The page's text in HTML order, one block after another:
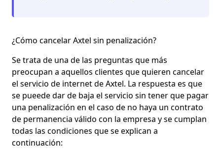
¿Cómo cancelar Axtel sin penalización?
Se trata de una de las preguntas que más
preocupan a aquellos clientes que quieren cancelar
el servicio de internet de Axtel. La respuesta es que
se pueede dar de baja el servicio sin tener que pagar
una penalización en el caso de no haya un contrato
de permanencia válido con la empresa y se cumplan
todas las condiciones que se explican a
continuación: